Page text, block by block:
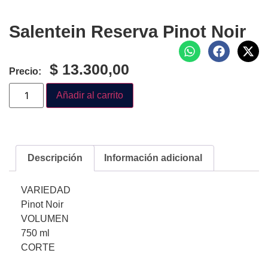
Salentein Reserva Pinot Noir
Precio: $ 13.300,00
Añadir al carrito
Descripción Información adicional
VARIEDAD
Pinot Noir
VOLUMEN
750 ml
CORTE